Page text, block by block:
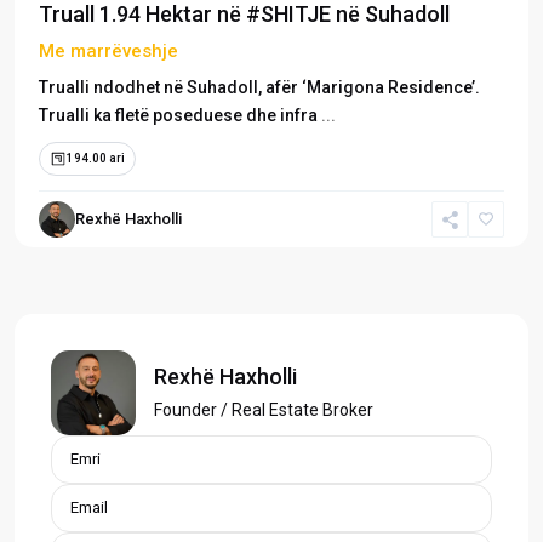
Truall 1.94 Hektar në #SHITJE në Suhadoll
Me marrëveshje
Trualli ndodhet në Suhadoll, afër ‘Marigona Residence’.
Trualli ka fletë poseduese dhe infra ...
194.00 ari
Rexhë Haxholli
Rexhë Haxholli
Founder / Real Estate Broker